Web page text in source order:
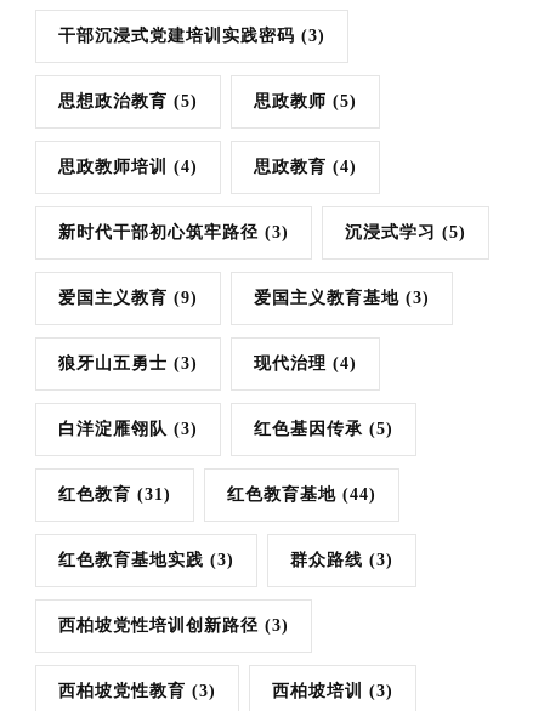
干部沉浸式党建培训实践密码 (3)
思想政治教育 (5) 思政教师 (5)
思政教师培训 (4) 思政教育 (4)
新时代干部初心筑牢路径 (3) 沉浸式学习 (5)
爱国主义教育 (9) 爱国主义教育基地 (3)
狼牙山五勇士 (3) 现代治理 (4)
白洋淀雁翎队 (3) 红色基因传承 (5)
红色教育 (31) 红色教育基地 (44)
红色教育基地实践 (3) 群众路线 (3)
西柏坡党性培训创新路径 (3)
西柏坡党性教育 (3) 西柏坡培训 (3)